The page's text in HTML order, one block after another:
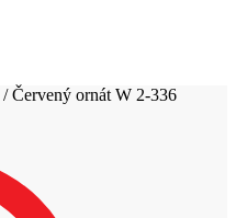
/Červený ornát W 2-336